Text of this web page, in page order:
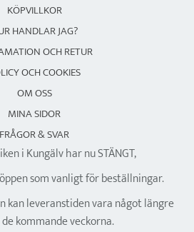
KÖPVILLKOR
HANDLAR JAG?
OCH RETUR
OCH COOKIES
OM OSS
MINA SIDOR
FRÅGOR & SVAR
i Kungälv har nu STÄNGT,
som vanligt för beställningar.
kan leveranstiden vara något längre
kommande veckorna.